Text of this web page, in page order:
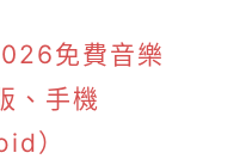
免費音樂
、手機
）